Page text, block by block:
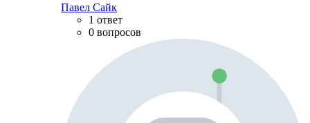
Павел Сайк
1 ответ
0 вопросов